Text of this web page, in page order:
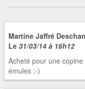
Martine Jaffré
Le 31/03/14 à 16h12
Acheté pour une
émules ;-)